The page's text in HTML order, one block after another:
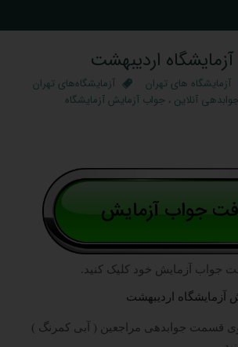
اردیبهشت
آزمایشگاه‌ های تهران
آزمایشگاه‌های تهران
آنلاین ، جواب آزمایش آزمایشگاه
جواب آزمایش خود کلیک کنید.
آزمایشگاه اردیبهشت
روی قسمت جوابدهی مراجعین ( آبی کمرنگ )